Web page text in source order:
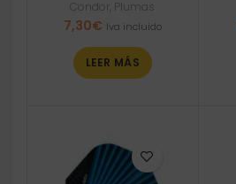
Condor Plumas
7,30€ Iva incluido
LEER MÁS